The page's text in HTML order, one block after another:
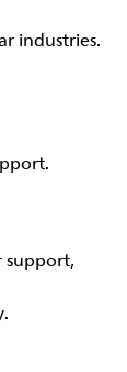
industries.
support,